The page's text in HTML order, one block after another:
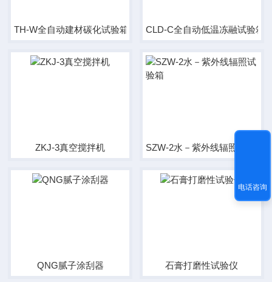
TH-W全自动建材碳化试验箱 CLD-C全自动低温冻融试验箱
ZKJ-3真空搅拌机 SZW-2水－紫外线辐照试验箱
QNG腻子涂刮器 石膏打磨性试验仪
电话咨询